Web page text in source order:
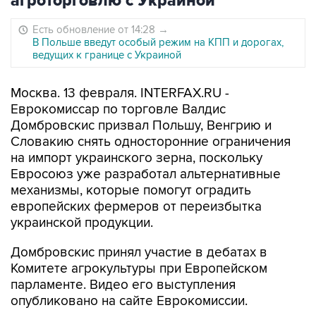
Есть обновление от 14:28 →
В Польше введут особый режим на КПП и дорогах,
ведущих к границе с Украиной
Москва. 13 февраля. INTERFAX.RU -
Еврокомиссар по торговле Валдис
Домбровскис призвал Польшу, Венгрию и
Словакию снять односторонние ограничения
на импорт украинского зерна, поскольку
Евросоюз уже разработал альтернативные
механизмы, которые помогут оградить
европейских фермеров от переизбытка
украинской продукции.
Домбровскис принял участие в дебатах в
Комитете агрокультуры при Европейском
парламенте. Видео его выступления
опубликовано на сайте Еврокомиссии.